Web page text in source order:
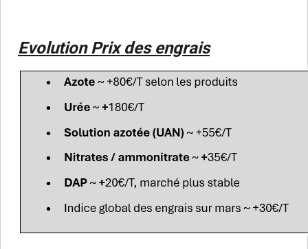
Evolution Prix des engrais